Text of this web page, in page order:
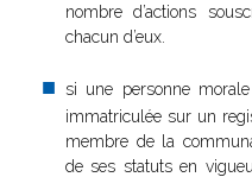
nombre d’actions
chacun d’eux.
si une personne
immatriculée sur un
membre de la
de ses statuts en